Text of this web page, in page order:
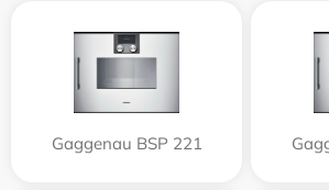
Gaggenau BSP 221